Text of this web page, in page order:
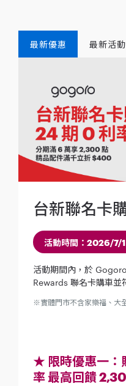
最新優惠 最新活動
台新聯名卡
活動時間：2026/
活動期間內，於
Rewards 聯名卡購車並
※實體門市不含家樂福、大
★ 限時優惠一：
率 最高回饋